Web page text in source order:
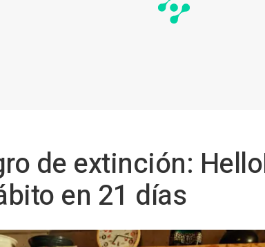
de extinción:
en 21 días